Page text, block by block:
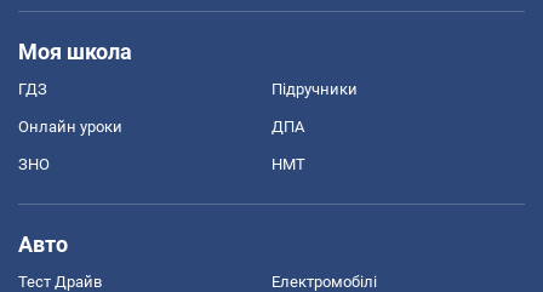
Моя школа
ГДЗ Підручники
Онлайн уроки ДПА
ЗНО НМТ
Авто
Тест Драйв Електромобілі